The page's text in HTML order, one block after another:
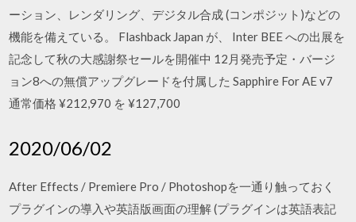
ーション、レンダリング、デジタル合成 (コンポジット)などの
機能を備えている。 Flashback Japan が、 Inter BEE への出展を
記念して秋の大感謝祭セールを開催中 12月発売予定・バージ
ョン8への無償アップグレードを付属した Sapphire For AE v7
通常価格 ¥212,970 を ¥127,700
2020/06/02
After Effects / Premiere Pro / Photoshopを一通り触っておく
プラグインの導入や英語版画面の理解 (プラグインは英語表記